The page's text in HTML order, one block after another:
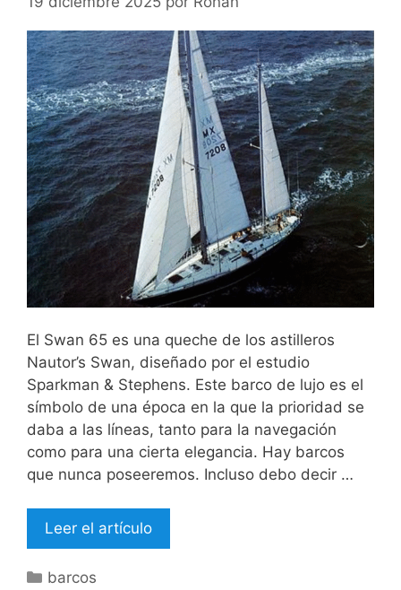
El Swan 65 es una queche de los astilleros
Nautor’s Swan, diseñado por el estudio
Sparkman & Stephens. Este barco de lujo es el
símbolo de una época en la que la prioridad se
daba a las líneas, tanto para la navegación
como para una cierta elegancia. Hay barcos
que nunca poseeremos. Incluso debo decir …
Leer el artículo
Categorías
barcos